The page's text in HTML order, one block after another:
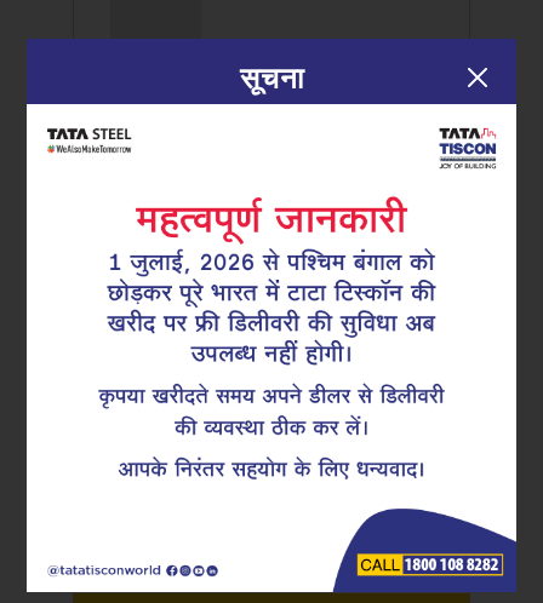
Discover More
Tata Tiscon GFX
Ultima
Tata Tiscon 550SD
are highly accurate
and possess
uniform ridges,
high…
सूचना